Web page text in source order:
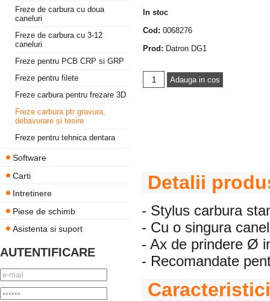
Freze de carbura cu doua
caneluri
Freze de carbura cu 3-12
caneluri
Freze pentru PCB CRP si GRP
Freze pentru filete
Freze carbura pentru frezare 3D
Freze carbura ptr gravura,
debavurare și tesire
Freze pentru tehnica dentara
Software
Carti
Intretinere
Piese de schimb
Asistenta si suport
AUTENTIFICARE
In stoc
Cod: 0068276
Prod: Datron DG1
Detalii
- Stylus carbura
- Cu o singura
- Ax de prindere Ø
- Recomandate